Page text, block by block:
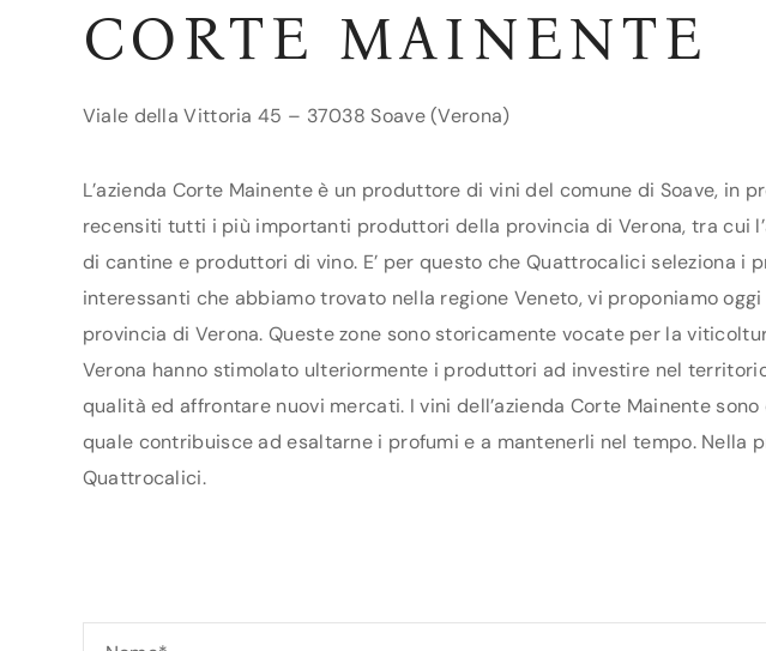
CORTE MAINENTE
Viale della Vittoria 45 – 37038 Soave (Verona)
L’azienda Corte Mainente è un produttore di vini del comune di Soave, in
recensiti tutti i più importanti produttori della provincia di Verona, tra cui
di cantine e produttori di vino. E’ per questo che Quattrocalici seleziona
interessanti che abbiamo trovato nella regione Veneto, vi proponiamo
provincia di Verona. Queste zone sono storicamente vocate per la
Verona hanno stimolato ulteriormente i produttori ad investire nel
qualità ed affrontare nuovi mercati. I vini dell’azienda Corte Mainente
quale contribuisce ad esaltarne i profumi e a mantenerli nel tempo.
Quattrocalici.